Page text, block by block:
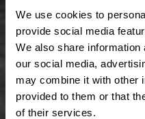
We use cookies to
provide social media
We also share
our social media,
may combine it with other
provided to them or that
of their services.